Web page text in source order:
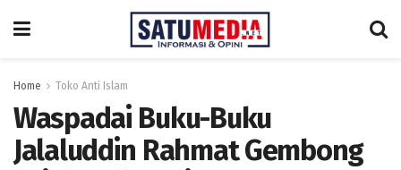
Home Toko Anti Islam
Waspadai Buku-Buku
Jalaluddin Rahmat Gembong